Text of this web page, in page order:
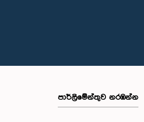
පාර්ලි‌මේන්තුව නරඹන්න